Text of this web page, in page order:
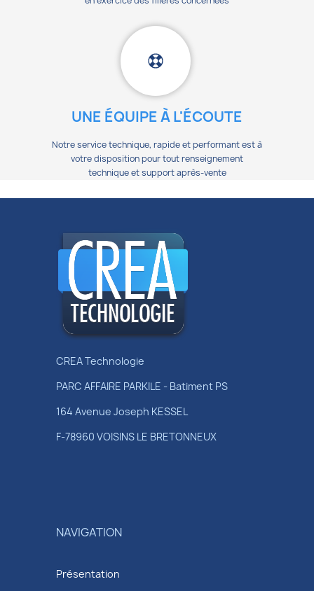
UNE ÉQUIPE À L'ÉCOUTE
Notre service technique, rapide et performant est à
votre disposition pour tout renseignement
technique et support après-vente
CREA Technologie
PARC AFFAIRE PARKILE - Batiment PS
164 Avenue Joseph KESSEL
F-78960 VOISINS LE BRETONNEUX
NAVIGATION
Présentation